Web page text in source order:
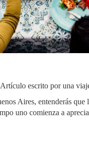
escrito por una
Aires, entenderás que
uno comienza a